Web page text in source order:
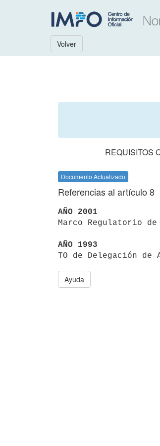
Volver
REQUISITOS
Documento Actualizado
Referencias al artículo 8
AÑO 2001
Marco Regulatorio
AÑO 1993
TO de Delegación
Ayuda